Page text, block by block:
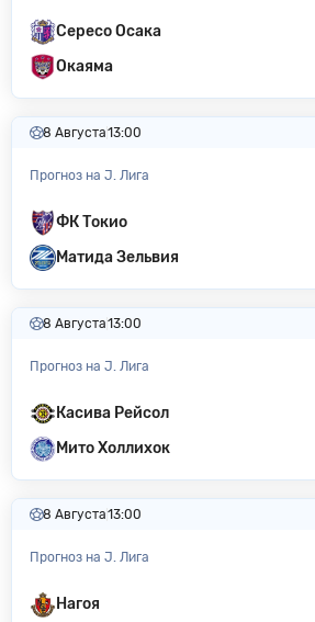
Сересо Осака
Окаяма
8 Августа13:00
Прогноз на J. Лига
ФК Токио
Матида Зельвия
8 Августа13:00
Прогноз на J. Лига
Касива Рейсол
Мито Холлихок
8 Августа13:00
Прогноз на J. Лига
Нагоя